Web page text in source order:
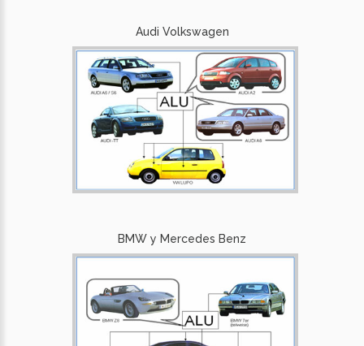
Audi Volkswagen
BMW y Mercedes Benz